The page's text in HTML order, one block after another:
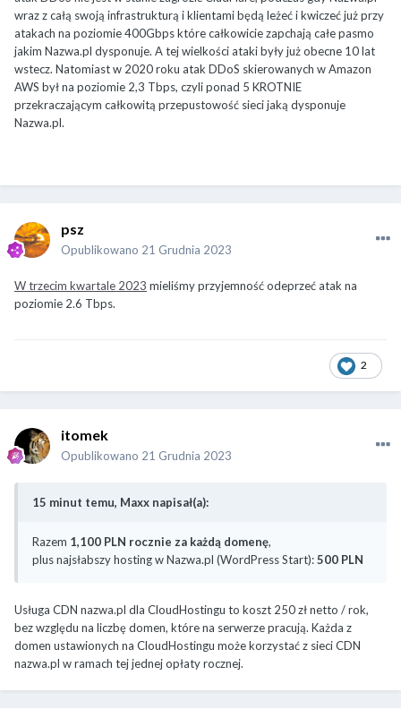
wraz z całą swoją infrastrukturą i klientami będą leżeć i kwiczeć już przy
atakach na poziomie 400Gbps które całkowicie zapchają całe pasmo
jakim Nazwa.pl dysponuje. A tej wielkości ataki były już obecne 10 lat
wstecz. Natomiast w 2020 roku atak DDoS skierowanych w Amazon
AWS był na poziomie 2,3 Tbps, czyli ponad 5 KROTNIE
przekraczającym całkowitą przepustowość sieci jaką dysponuje
Nazwa.pl.
psz
Opublikowano 21 Grudnia 2023
W trzecim kwartale 2023 mieliśmy przyjemność odeprzeć atak na
poziomie 2.6 Tbps.
2
itomek
Opublikowano 21 Grudnia 2023
15 minut temu, Maxx napisał(a):
Razem 1,100 PLN rocznie za każdą domenę,
plus najsłabszy hosting w Nazwa.pl (WordPress Start):500 PLN
Usługa CDN nazwa.pl dla CloudHostingu to koszt 250 zł netto / rok,
bez względu na liczbę domen, które na serwerze pracują. Każda z
domen ustawionych na CloudHostingu może korzystać z sieci CDN
nazwa.pl w ramach tej jednej opłaty rocznej.